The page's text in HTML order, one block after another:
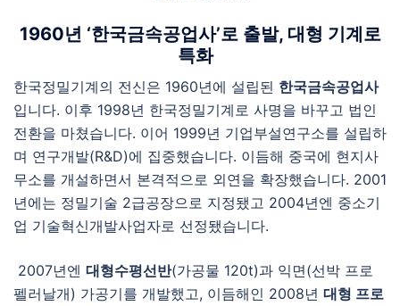
1960년 ‘한국금속공업사’로 출발, 대형 기계로
특화
한국정밀기계의 전신은 1960년에 설립된 한국금속공업사
입니다. 이후 1998년 한국정밀기계로 사명을 바꾸고 법인
전환을 마쳤습니다. 이어 1999년 기업부설연구소를 설립하
며 연구개발(R&D)에 집중했습니다. 이듬해 중국에 현지사
무소를 개설하면서 본격적으로 외연을 확장했습니다. 2001
년에는 정밀기술 2급공장으로 지정됐고 2004년엔 중소기
업 기술혁신개발사업자로 선정됐습니다.
2007년엔 대형수평선반(가공물 120t)과 익면(선박 프로
펠러날개) 가공기를 개발했고, 이듬해인 2008년 대형 프로